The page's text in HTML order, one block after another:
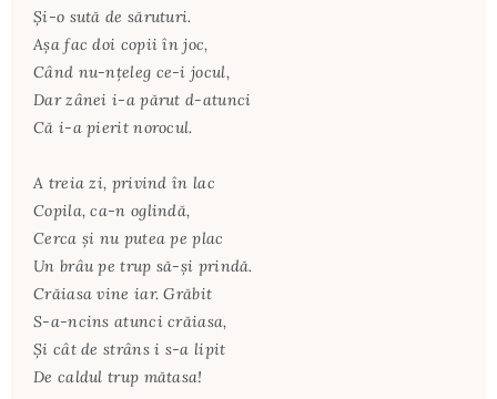
Şi-o sută de săruturi.
Aşa fac doi copii în joc,
Când nu-nţeleg ce-i jocul,
Dar zânei i-a părut d-atunci
Că i-a pierit norocul.
A treia zi, privind în lac
Copila, ca-n oglindă,
Cerca şi nu putea pe plac
Un brâu pe trup să-şi prindă.
Crăiasa vine iar. Grăbit
S-a-ncins atunci crăiasa,
Şi cât de strâns i s-a lipit
De caldul trup mătasa!